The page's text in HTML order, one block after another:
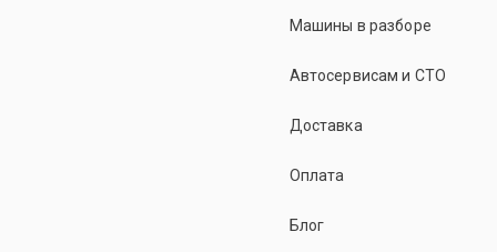
Машины в разборе
Автосервисам и СТО
Доставка
Оплата
Блог